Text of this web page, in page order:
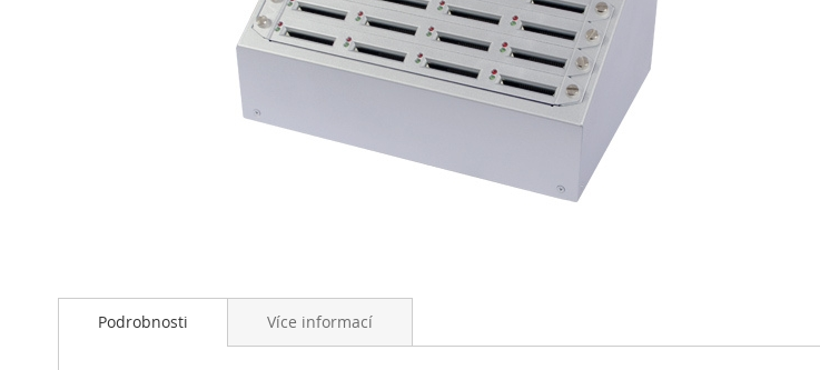
na
začátekPodrobnosti Více informací